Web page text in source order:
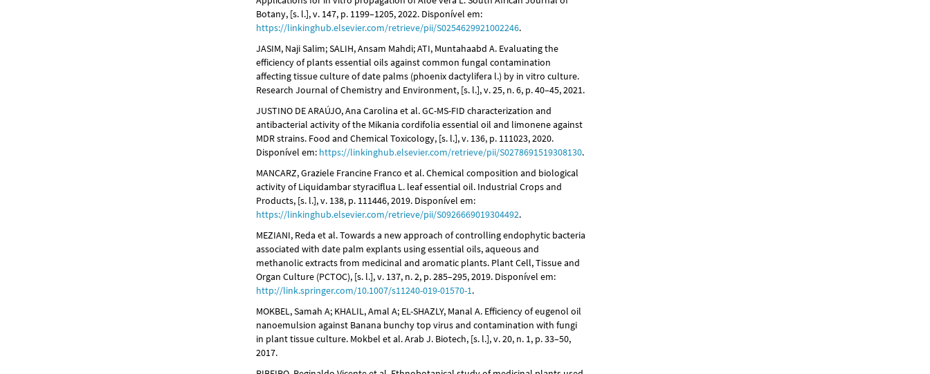
Botany, [s. l.], v. 147, p. 1199–1205, 2022. Disponível em:
https://linkinghub.elsevier.com/retrieve/pii/S0254629921002246.
JASIM, Naji Salim; SALIH, Ansam Mahdi; ATI, Muntahaabd A. Evaluating the
efficiency of plants essential oils against common fungal contamination
affecting tissue culture of date palms (phoenix dactylifera l.) by in vitro culture.
Research Journal of Chemistry and Environment, [s. l.], v. 25, n. 6, p. 40–45, 2021.
JUSTINO DE ARAÚJO, Ana Carolina et al. GC-MS-FID characterization and
antibacterial activity of the Mikania cordifolia essential oil and limonene against
MDR strains. Food and Chemical Toxicology, [s. l.], v. 136, p. 111023, 2020.
Disponível em: https://linkinghub.elsevier.com/retrieve/pii/S0278691519308130.
MANCARZ, Graziele Francine Franco et al. Chemical composition and biological
activity of Liquidambar styraciflua L. leaf essential oil. Industrial Crops and
Products, [s. l.], v. 138, p. 111446, 2019. Disponível em:
https://linkinghub.elsevier.com/retrieve/pii/S0926669019304492.
MEZIANI, Reda et al. Towards a new approach of controlling endophytic bacteria
associated with date palm explants using essential oils, aqueous and
methanolic extracts from medicinal and aromatic plants. Plant Cell, Tissue and
Organ Culture (PCTOC), [s. l.], v. 137, n. 2, p. 285–295, 2019. Disponível em:
http://link.springer.com/10.1007/s11240-019-01570-1.
MOKBEL, Samah A; KHALIL, Amal A; EL-SHAZLY, Manal A. Efficiency of eugenol oil
nanoemulsion against Banana bunchy top virus and contamination with fungi
in plant tissue culture. Mokbel et al. Arab J. Biotech, [s. l.], v. 20, n. 1, p. 33–50,
2017.